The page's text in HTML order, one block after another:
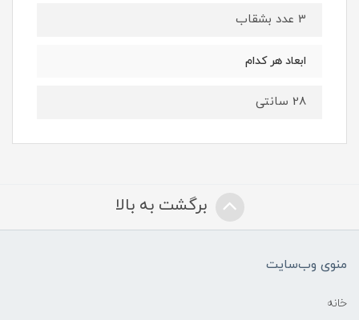
3 عدد بشقاب
ابعاد هر کدام
28 سانتی
برگشت به بالا
منوی وب‌سایت
خانه